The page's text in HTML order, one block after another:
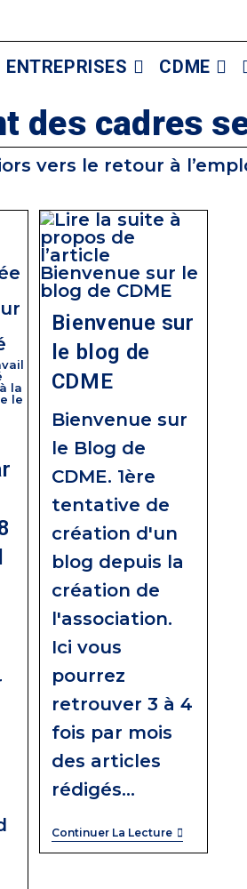
ENTREPRISES CDME
des cadres
vers le retour à
la
le
Bienvenue sur
le blog de
CDME
Bienvenue sur
le Blog de
CDME. 1ère
tentative de
création d'un
blog depuis la
création de
l'association.
Ici vous
pourrez
retrouver 3 à 4
fois par mois
des articles
rédigés…
Continuer La Lecture